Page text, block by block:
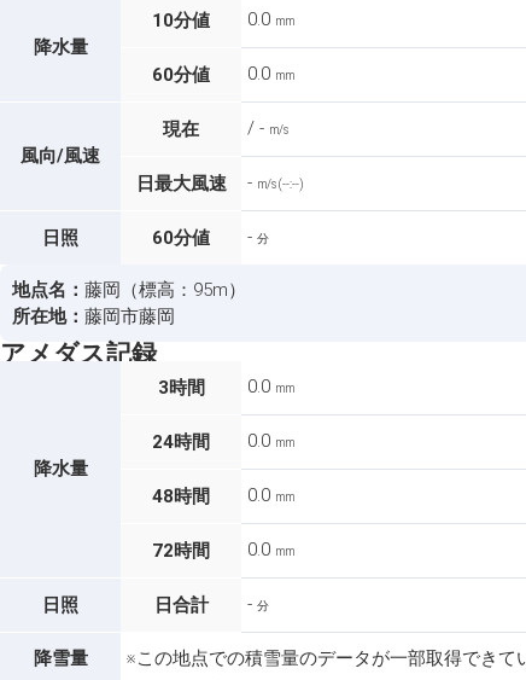
降水量
10分値 0.0 mm
60分値 0.0 mm
風向/風速
現在 / - m/s
日最大風速 - m/s (--:--)
日照 60分値 - 分
地点名： 藤岡（標高：95m）
所在地： 藤岡市藤岡
アメダス記録
降水量
3時間 0.0 mm
24時間 0.0 mm
48時間 0.0 mm
72時間 0.0 mm
日照 日合計 - 分
降雪量 ※この地点での積雪量のデータが一部取得できて